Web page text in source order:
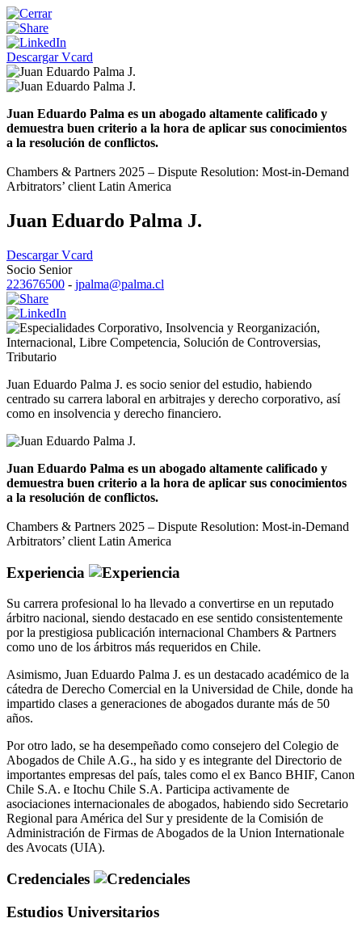
Descargar Vcard
Juan Eduardo Palma es un abogado altamente calificado y
demuestra buen criterio a la hora de aplicar sus conocimientos
a la resolución de conflictos.
Chambers & Partners 2025 – Dispute Resolution: Most-in-Demand
Arbitrators’ client Latin America
Juan Eduardo Palma J.
Descargar Vcard
Socio Senior
223676500 - jpalma@palma.cl
Corporativo, Insolvencia y Reorganización,
Internacional, Libre Competencia, Solución de Controversias,
Tributario
Juan Eduardo Palma J. es socio senior del estudio, habiendo
centrado su carrera laboral en arbitrajes y derecho corporativo, así
como en insolvencia y derecho financiero.
Juan Eduardo Palma es un abogado altamente calificado y
demuestra buen criterio a la hora de aplicar sus conocimientos
a la resolución de conflictos.
Chambers & Partners 2025 – Dispute Resolution: Most-in-Demand
Arbitrators’ client Latin America
Experiencia
Su carrera profesional lo ha llevado a convertirse en un reputado
árbitro nacional, siendo destacado en ese sentido consistentemente
por la prestigiosa publicación internacional Chambers & Partners
como uno de los árbitros más requeridos en Chile.
Asimismo, Juan Eduardo Palma J. es un destacado académico de la
cátedra de Derecho Comercial en la Universidad de Chile, donde ha
impartido clases a generaciones de abogados durante más de 50
años.
Por otro lado, se ha desempeñado como consejero del Colegio de
Abogados de Chile A.G., ha sido y es integrante del Directorio de
importantes empresas del país, tales como el ex Banco BHIF, Canon
Chile S.A. e Itochu Chile S.A. Participa activamente de
asociaciones internacionales de abogados, habiendo sido Secretario
Regional para América del Sur y presidente de la Comisión de
Administración de Firmas de Abogados de la Union Internationale
des Avocats (UIA).
Credenciales
Estudios Universitarios